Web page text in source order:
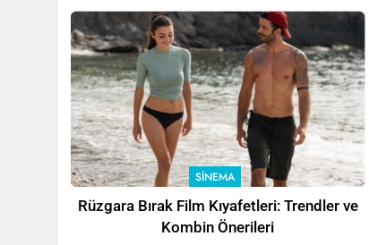
SINEMA
Rüzgara Bırak Film Kıyafetleri: Trendler ve
Kombin Önerileri